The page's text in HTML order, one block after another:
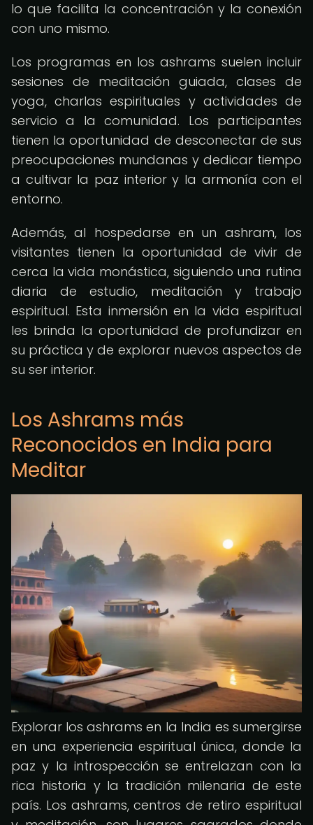
lo que facilita la concentración y la conexión
con uno mismo.
Los programas en los ashrams suelen incluir
sesiones de meditación guiada, clases de
yoga, charlas espirituales y actividades de
servicio a la comunidad. Los participantes
tienen la oportunidad de desconectar de sus
preocupaciones mundanas y dedicar tiempo
a cultivar la paz interior y la armonía con el
entorno.
Además, al hospedarse en un ashram, los
visitantes tienen la oportunidad de vivir de
cerca la vida monástica, siguiendo una rutina
diaria de estudio, meditación y trabajo
espiritual. Esta inmersión en la vida espiritual
les brinda la oportunidad de profundizar en
su práctica y de explorar nuevos aspectos de
su ser interior.
Los Ashrams más
Reconocidos en India para
Meditar
Explorar los ashrams en la India es sumergirse
en una experiencia espiritual única, donde la
paz y la introspección se entrelazan con la
rica historia y la tradición milenaria de este
país. Los ashrams, centros de retiro espiritual